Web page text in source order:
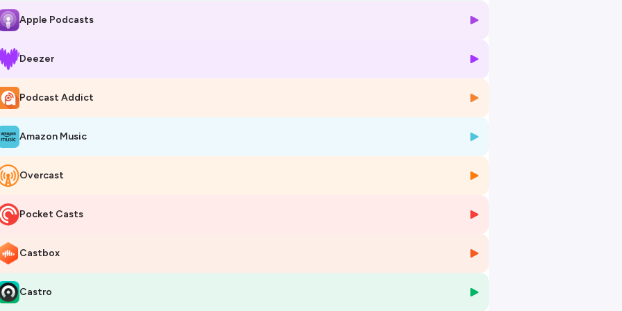
Apple Podcasts
Deezer
Podcast Addict
Amazon Music
Overcast
Pocket Casts
Castbox
Castro